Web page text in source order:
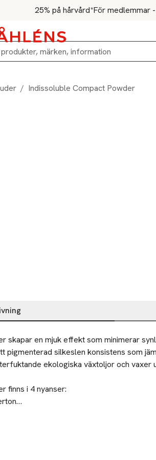
25% på hårvård*För medlemmar
/ Indissoluble Compact Powder
skapar en mjuk effekt som minimerar
pigmenterad silkeslen konsistens som
ekologiska växtoljor och
finns i 4 nyanser:
färgade puder, designade för att
bruk. Sluta använd produkten om